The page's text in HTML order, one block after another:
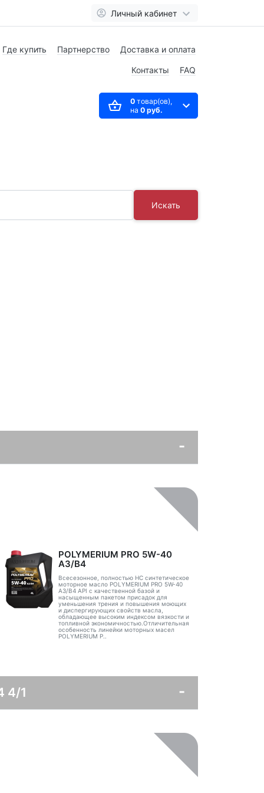
Личный кабинет
Где купить Партнерство Доставка и оплата
Контакты FAQ
0товар(ов),
на 0 руб.
Искать
POLYMERIUM PRO 5W-40
A3/B4
Всесезонное, полностью HC синтетическое
моторное масло POLYMERIUM PRO 5W-40
A3/B4 API с качественной базой и
насыщенным пакетом присадок для
уменьшения трения и повышения моющих
и диспергирующих свойств масла,
обладающее высоким индексом вязкости и
топливной экономичностью.Отличительная
особенность линейки моторных масел
POLYMERIUM P..
4/1